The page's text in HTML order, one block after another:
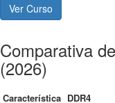
Ver Curso
Comparativa
(2026)
Característica DDR4